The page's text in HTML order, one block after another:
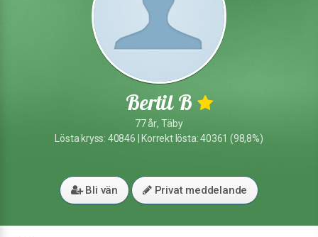
Bertil B
77 år, Täby
Lösta kryss: 40846 | Korrekt lösta: 40361 (98,8%)
Bli vän Privat meddelande